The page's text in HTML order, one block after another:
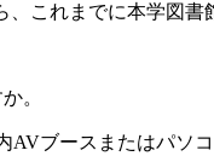
、これまでに本学図書
。
ブースまたはパソ